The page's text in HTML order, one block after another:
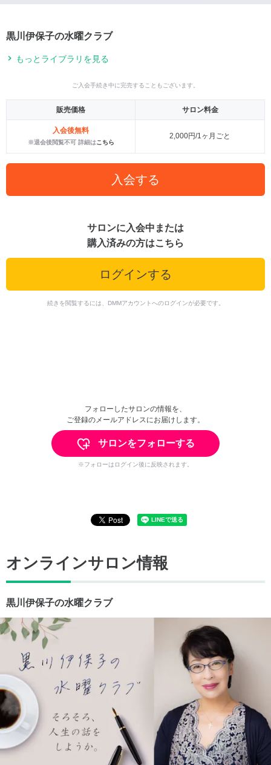
黒川伊保子の水曜クラブ
もっとライブラリを見る
ご入会手続き中に完売することもございます。
販売価格 サロン料金
入会後無料
※退会後閲覧不可 詳細はこちら
2,000円/1ヶ月ごと
入会する
サロンに入会中または
購入済みの方はこちら
ログインする
続きを閲覧するには、DMMアカウントへのログインが必要です。
フォローしたサロンの情報を、
ご登録のメールアドレスにお届けします。
サロンをフォローする
※フォローはログイン後に反映されます。
オンラインサロン情報
黒川伊保子の水曜クラブ